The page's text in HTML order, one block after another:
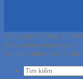
Copyright © Công Ty
Giấy chứng nhận doanh
Trụ Sở Chính Tại 70